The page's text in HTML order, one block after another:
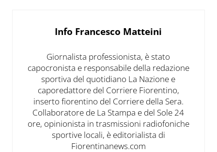
Info Francesco Matteini
Giornalista professionista, è stato
capocronista e responsabile della redazione
sportiva del quotidiano La Nazione e
caporedattore del Corriere Fiorentino,
inserto fiorentino del Corriere della Sera.
Collaboratore de La Stampa e del Sole 24
ore, opinionista in trasmissioni radiofoniche
sportive locali, è editorialista di
Fiorentinanews.com